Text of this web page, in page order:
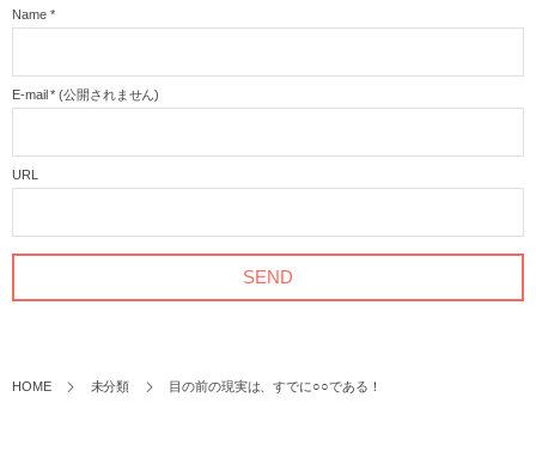
Name *
E-mail * (公開されません)
URL
HOME 未分類 目の前の現実は、すでに○○である！